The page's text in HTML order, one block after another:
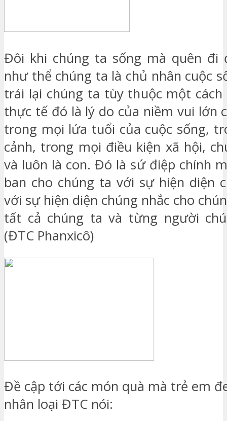
Đôi khi chúng ta sống mà quên đi
như thể chúng ta là chủ nhân cuộc
trái lại chúng ta tùy thuộc một
thực tế đó là lý do của niềm vui lớn
trong mọi lứa tuổi của cuộc sống,
cảnh, trong mọi điều kiện xã hội,
và luôn là con. Đó là sứ điệp chính
ban cho chúng ta với sự hiện diện
với sự hiện diện chúng nhắc cho
tất cả chúng ta và từng người
(ĐTC Phanxicô)
Đề cập tới các món quà mà trẻ em
nhân loại ĐTC nói: